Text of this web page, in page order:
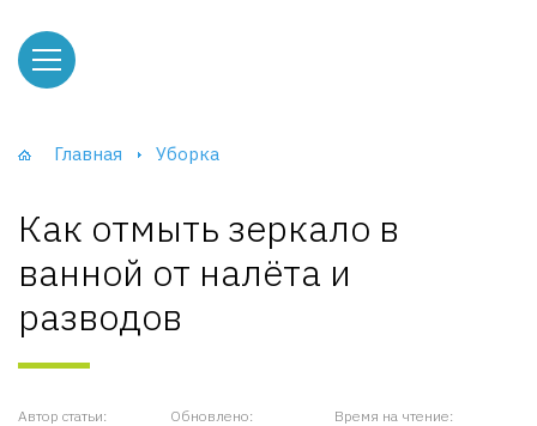
Главная Уборка
Как отмыть зеркало в
ванной от налёта и
разводов
Автор статьи: Обновлено: Время на чтение:
и тумбы